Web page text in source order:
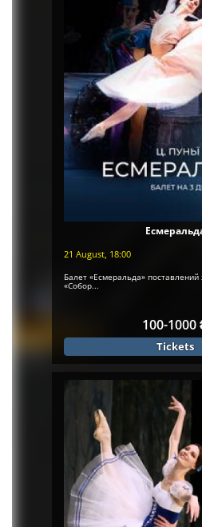
21 August, 18:00
Балет «Есмеральда»
«Собор...
100-1000
Tickets